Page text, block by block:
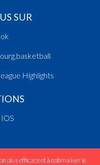
SUR
Highlights
plus efficace et à optimaliser le